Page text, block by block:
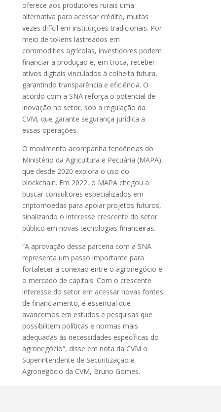
oferece aos produtores rurais uma
alternativa para acessar crédito, muitas
vezes difícil em instituições tradicionais. Por
meio de tokens lastreados em
commodities agrícolas, investidores podem
financiar a produção e, em troca, receber
ativos digitais vinculados à colheita futura,
garantindo transparência e eficiência. O
acordo com a SNA reforça o potencial de
inovação no setor, sob a regulação da
CVM, que garante segurança jurídica a
essas operações.
O movimento acompanha tendências do
Ministério da Agricultura e Pecuária (MAPA),
que desde 2020 explora o uso do
blockchain. Em 2022, o MAPA chegou a
buscar consultores especializados em
criptomoedas para apoiar projetos futuros,
sinalizando o interesse crescente do setor
público em novas tecnologias financeiras.
“A aprovação dessa parceria com a SNA
representa um passo importante para
fortalecer a conexão entre o agronegócio e
o mercado de capitais. Com o crescente
interesse do setor em acessar novas fontes
de financiamento, é essencial que
avancemos em estudos e pesquisas que
possibilitem políticas e normas mais
adequadas às necessidades específicas do
agronegócio“, disse em nota da CVM o
Superintendente de Securitização e
Agronegócio da CVM, Bruno Gomes.